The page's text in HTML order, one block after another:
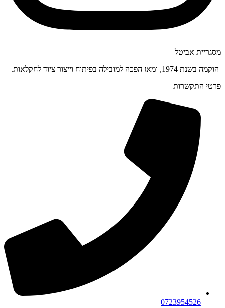
מסגריית אביטל
הוקמה בשנת 1974, ומאז הפכה למובילה בפיתוח וייצור ציוד לחקלאות.
פרטי התקשרות
0723954526